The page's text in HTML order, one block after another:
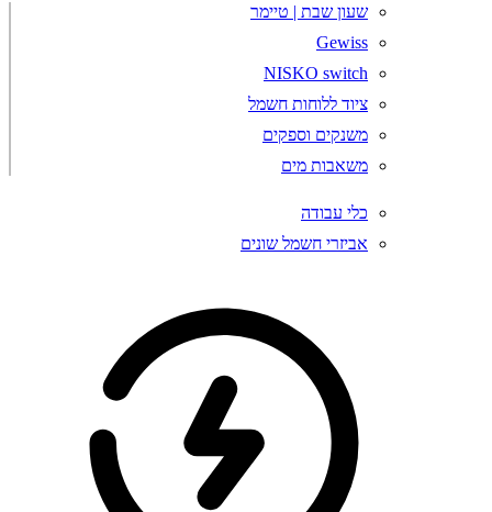
שעון שבת | טיימר
Gewiss
NISKO switch
ציוד ללוחות חשמל
משנקים וספקים
משאבות מים
כלי עבודה
אביזרי חשמל שונים